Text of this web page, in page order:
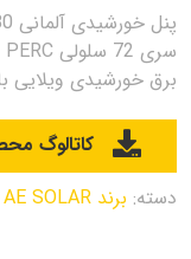
برق خورشیدی ویلایی
کاتالوگ
دسته: برند AE SOLAR